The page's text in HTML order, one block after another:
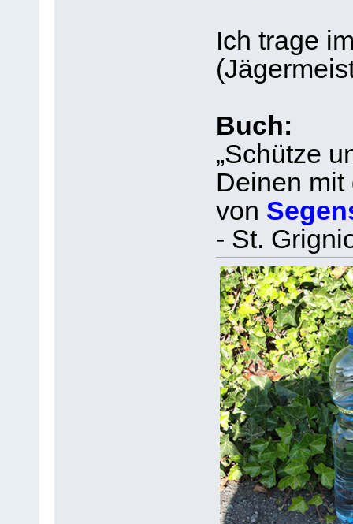
Ich trage
Buch:
„Schütze
Deinen mit
von
- St.